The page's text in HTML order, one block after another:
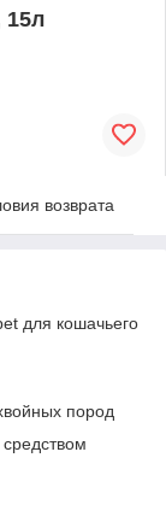
15л
возврата
для кошачьего
пород